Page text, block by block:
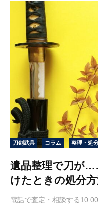
刀剣武具 コラム 整理・処
遺品整理で刀が
けたときの処分
電話で査定・相談する